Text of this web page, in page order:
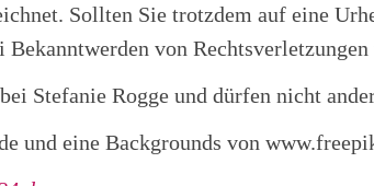
Sollten Sie trotzdem auf eine
Bekanntwerden von
Stefanie Rogge und dürfen nicht
und eine Backgrounds von